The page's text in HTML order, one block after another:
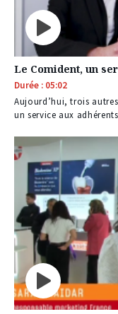
Le Comident, un
Durée : 05:02
Aujourd’hui, trois
un service aux